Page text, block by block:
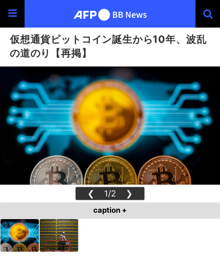
仮想通貨ビットコイン誕生から10年、波乱
の道のり【再掲】
❮ 1/2 ❯
caption +